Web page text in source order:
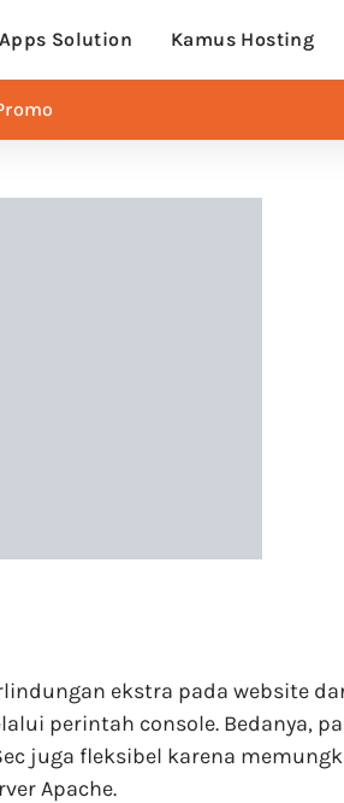
Apps Solution Kamus Hosting
ekstra pada website
perintah console. Bedanya,
juga fleksibel karena
Apache.